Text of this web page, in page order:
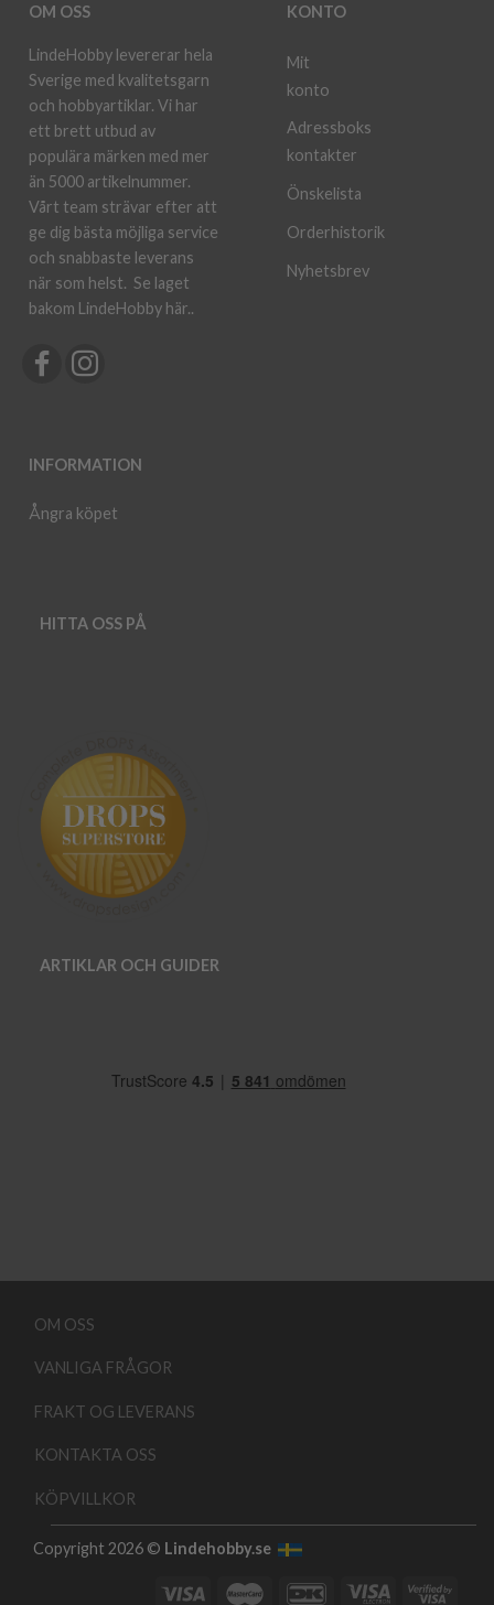
OM OSS
LindeHobby levererar hela
Sverige med kvalitetsgarn
och hobbyartiklar. Vi har
ett brett utbud av
populära märken med mer
än 5000 artikelnummer.
Vårt team strävar efter att
ge dig bästa möjliga service
och snabbaste leverans
när som helst. Se laget
bakom LindeHobby här..
INFORMATION
Ångra köpet
KONTO
Mit
konto
Adressboks
kontakter
Önskelista
Orderhistorik
Nyhetsbrev
HITTA OSS PÅ
ARTIKLAR OCH GUIDER
OM OSS
VANLIGA FRÅGOR
FRAKT OG LEVERANS
KONTAKTA OSS
KÖPVILLKOR
Copyright 2026 © Lindehobby.se